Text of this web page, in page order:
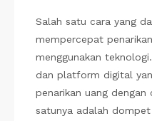
Salah satu cara yang
mempercepat
menggunakan
dan platform digital
penarikan uang
satunya adalah